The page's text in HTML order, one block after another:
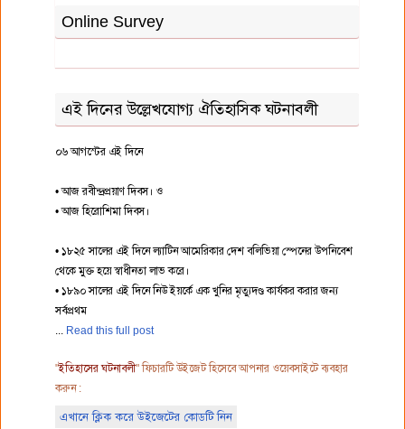
Online Survey
এই দিনের উল্লেখযোগ্য ঐতিহাসিক ঘটনাবলী
০৬ আগস্টের এই দিনে
• আজ রবীন্দ্রপ্রয়াণ দিবস। ও
• আজ হিরোশিমা দিবস।
• ১৮২৫ সালের এই দিনে ল্যাটিন আমেরিকার দেশ বলিভিয়া স্পেনের উপনিবেশ
থেকে মুক্ত হয়ে স্বাধীনতা লাভ করে।
• ১৮৯০ সালের এই দিনে নিউ ইয়র্কে এক খুনির মৃত্যুদণ্ড কার্যকর করার জন্য
সর্বপ্রথম
Read this full post
"ইতিহাসের ঘটনাবলী" ফিচারটি উইজেট হিসেবে আপনার ওয়েবসাইটে ব্যবহার
করুন :
এখানে ক্লিক করে উইজেটের কোডটি নিন